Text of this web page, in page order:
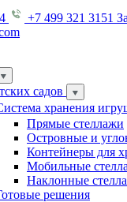
+7 499 321 3151
садов
хранения
Прямые стеллажи
Островные и
Контейнеры для
Мобильные
Наклонные
решения